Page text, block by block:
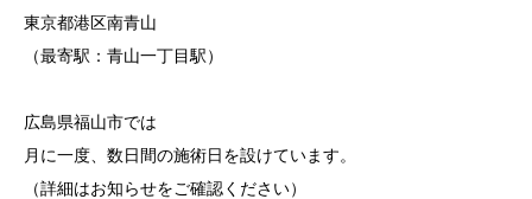
東京都港区南青山
（最寄駅：青山一丁目駅）
広島県福山市では
月に一度、数日間の施術日を設けています。
（詳細はお知らせをご確認ください）